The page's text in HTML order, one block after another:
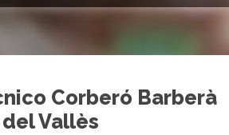
Corberó Barberà
del Vallès